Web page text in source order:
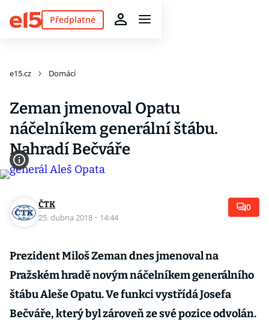
Předplatné
e15.cz Domácí
Zeman jmenoval Opatu
náčelníkem generální štábu.
Nahradí Bečváře
ČTK
25. dubna 2018 · 14:44
0
Prezident Miloš Zeman dnes jmenoval na
Pražském hradě novým náčelníkem generálního
štábu Aleše Opatu. Ve funkci vystřídá Josefa
Bečváře, který byl zároveň ze své pozice odvolán.